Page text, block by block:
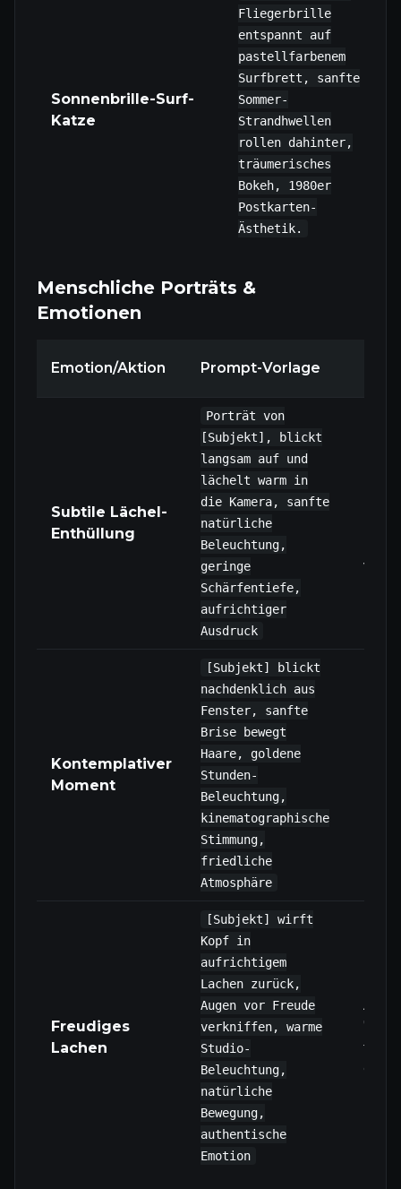
Sonnenbrille-Surf-
Katze
Fliegerbrille
entspannt auf
pastellfarbenem
Surfbrett, sanfte
Sommer-
Strandhwellen
rollen dahinter,
träumerisches
Bokeh, 1980er
Postkarten-
Ästhetik.
Menschliche Porträts &
Emotionen
Emotion/Aktion Prompt-Vorlage
Subtile Lächel-
Enthüllung
Porträt von
[Subjekt], blickt
langsam auf und
lächelt warm in
die Kamera, sanfte
natürliche
Beleuchtung,
geringe
Schärfentiefe,
aufrichtiger
Ausdruck
Kontemplativer
Moment
[Subjekt] blickt
nachdenklich aus
Fenster, sanfte
Brise bewegt
Haare, goldene
Stunden-
Beleuchtung,
kinematographische
Stimmung,
friedliche
Atmosphäre
Freudiges
Lachen
[Subjekt] wirft
Kopf in
aufrichtigem
Lachen zurück,
Augen vor Freude
verkniffen, warme
Studio-
Beleuchtung,
natürliche
Bewegung,
authentische
Emotion
Am
für